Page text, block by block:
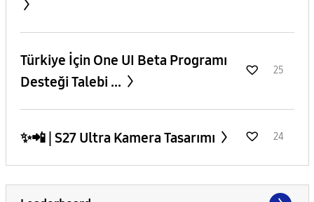
​Türkiye İçin One UI Beta Programı
Desteği Talebi ...
25
✨️📲 | S27 Ultra Kamera Tasarımı 24